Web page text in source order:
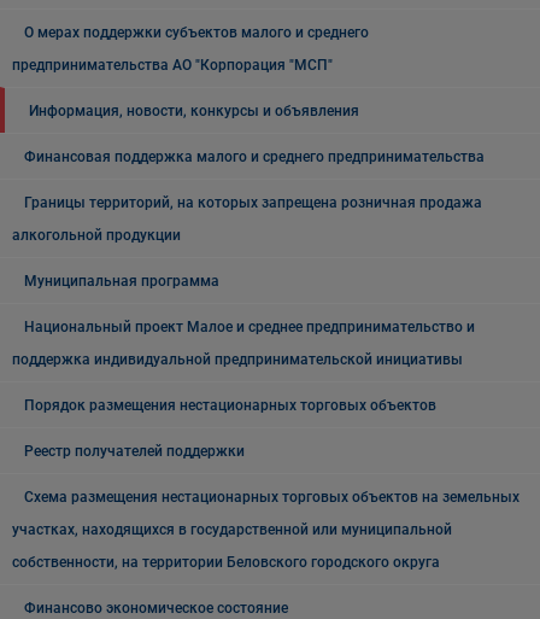
О мерах поддержки субъектов малого и среднего
предпринимательства АО "Корпорация "МСП"
Информация, новости, конкурсы и объявления
Финансовая поддержка малого и среднего предпринимательства
Границы территорий, на которых запрещена розничная продажа
алкогольной продукции
Муниципальная программа
Национальный проект Малое и среднее предпринимательство и
поддержка индивидуальной предпринимательской инициативы
Порядок размещения нестационарных торговых объектов
Реестр получателей поддержки
Схема размещения нестационарных торговых объектов на земельных
участках, находящихся в государственной или муниципальной
собственности, на территории Беловского городского округа
Финансово экономическое состояние